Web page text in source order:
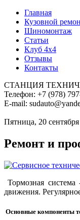
Главная
Кузовной
Шиномонтаж
Статьи
Клуб 4x4
Отзывы
Контакты
СТАНЦИЯ
Телефон: +7 (978)
E-mail:
Пятница, 20
Ремонт и
Тормозная
движения.
Основные компоненты